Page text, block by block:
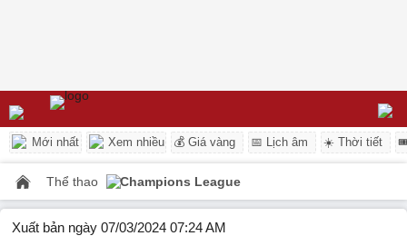
Mới nhất Xem nhiều 💰 Giá vàng 📅 Lịch âm ☀️ Thời tiết
Thể thao Champions League
Xuất bản ngày 07/03/2024 07:24 AM